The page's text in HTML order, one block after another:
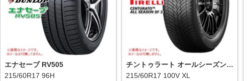
エナセーブ RV505
215/60R17 96H
チントゥラート オールシーズン S
F3
215/60R17 100V XL